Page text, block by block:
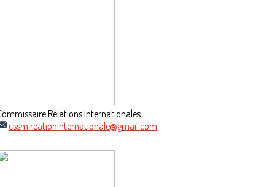
Relations Internationales
cssm.reationinternationale@gmail.com